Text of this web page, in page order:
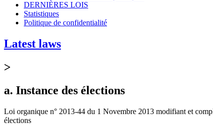
DERNIÈRES LOIS
Statistiques
Politique de confidentialité
Latest laws
>
a. Instance des élections
Loi organique n° 2013-44 du 1 Novembre 2013 modifiant et
élections